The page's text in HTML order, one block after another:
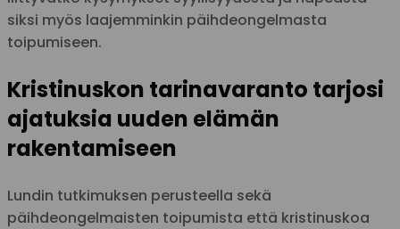
siksi myös laajemminkin päihdeongelmasta
toipumiseen.
Kristinuskon tarinavaranto tarjosi
ajatuksia uuden elämän
rakentamiseen
Lundin tutkimuksen perusteella sekä
päihdeongelmaisten toipumista että kristinuskoa